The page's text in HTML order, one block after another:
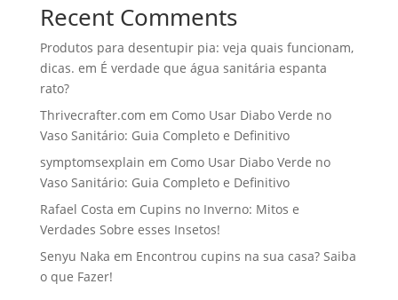
Recent Comments
Produtos para desentupir pia: veja quais funcionam,
dicas. em É verdade que água sanitária espanta
rato?
Thrivecrafter.com em Como Usar Diabo Verde no
Vaso Sanitário: Guia Completo e Definitivo
symptomsexplain em Como Usar Diabo Verde no
Vaso Sanitário: Guia Completo e Definitivo
Rafael Costa em Cupins no Inverno: Mitos e
Verdades Sobre esses Insetos!
Senyu Naka em Encontrou cupins na sua casa? Saiba
o que Fazer!